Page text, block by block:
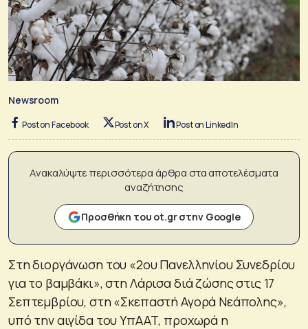
Newsroom
Post on Facebook Post on X Post on LinkedIn
Ανακαλύψτε περισσότερα άρθρα στα αποτελέσματα
αναζήτησης
Προσθήκη του ot.gr στην Google
Στη διοργάνωση του «2ου Πανελληνίου Συνεδρίου
για το βαμβάκι», στη Λάρισα διά ζώσης στις 17
Σεπτεμβρίου, στη «Σκεπαστή Αγορά Νεάπολης»,
υπό την αιγίδα του ΥπΑΑΤ, προχωρά η